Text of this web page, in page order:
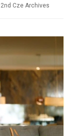
2nd Cze Archives